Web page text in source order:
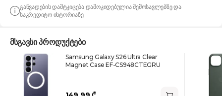
განვადების დამტკიცება დამოკიდებულია შემოსავლებზე და
საკრედიტო ისტორიაზე
მსგავსი პროდუქტები
Samsung Galaxy S26 Ultra Clear
Magnet Case EF-CS948CTEGRU